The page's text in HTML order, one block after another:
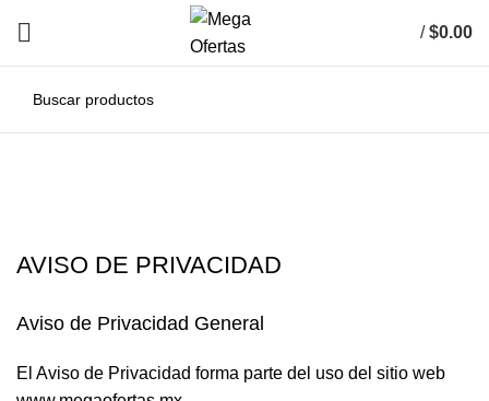
/ $0.00
AVISO DE PRIVACIDAD
Aviso de Privacidad General
El Aviso de Privacidad forma parte del uso del sitio web